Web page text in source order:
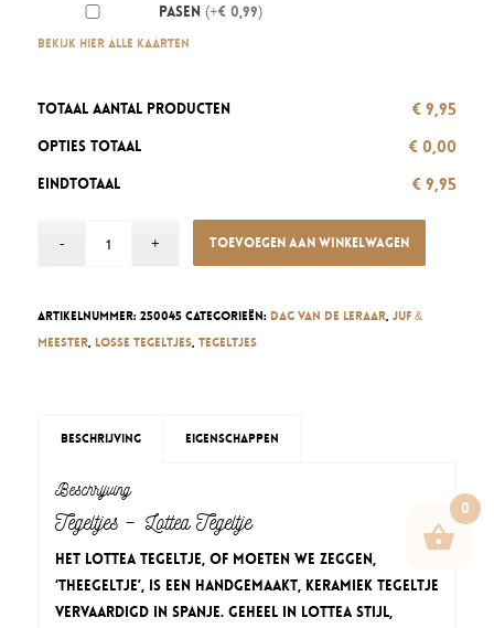
Pasen (+€ 0,99)
Bekijk hier alle kaarten
Totaal aantal producten € 9,95
Opties totaal € 0,00
Eindtotaal € 9,95
Toevoegen aan winkelwagen
Artikelnummer: 250045 Categorieën: Dag van de Leraar, Juf &
meester, Losse tegeltjes, Tegeltjes
Beschrijving Eigenschappen
Beschrijving
Tegeltjes – Lottea Tegeltje
Het Lottea Tegeltje, of moeten we zeggen,
‘THEEgeltje’, is een handgemaakt, keramiek tegeltje
vervaardigd in Spanje. Geheel in Lottea stijl,
0